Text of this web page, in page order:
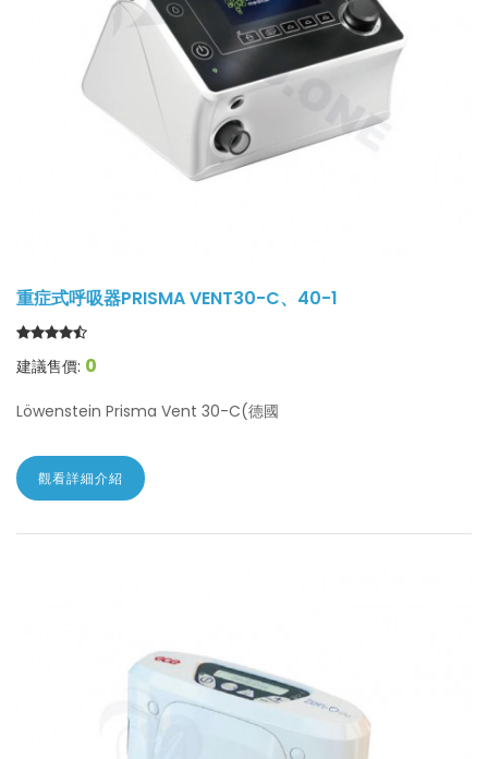
重症式呼吸器PRISMA VENT30-C、40-1
建議售價: 0
Löwenstein Prisma Vent 30-C(德國
觀看詳細介紹